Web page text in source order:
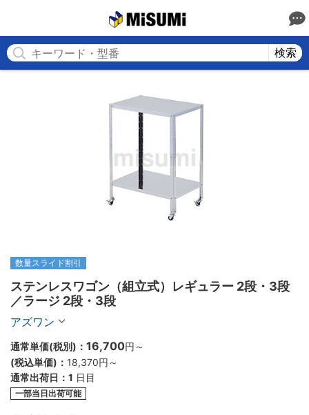
検索
数量スライド割引
ステンレスワゴン（組立式）レギュラー 2段・3段
／ラージ 2段・3段
アズワン
通常単価(税別)： 16,700円 ～
(税込単価)： 18,370円 ～
通常出荷日： 1 日目
一部当日出荷可能